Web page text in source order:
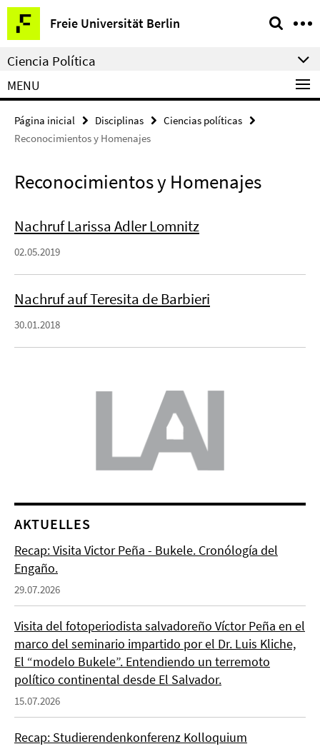
Springe
direkt
zu
Inhalt
Freie Universität Berlin
Herramientas
de
navegación
Ciencia Política
MENU
Página inicial Disciplinas
Ciencias políticas
Reconocimientos y Homenajes
Reconocimientos y Homenajes
Nachruf Larissa Adler Lomnitz
02.05.2019
Nachruf auf Teresita de Barbieri
30.01.2018
AKTUELLES
Recap: Visita Victor Peña - Bukele. Cronólogía del
Engaño.
29.07.2026
Visita del fotoperiodista salvadoreño Víctor Peña en el
marco del seminario impartido por el Dr. Luis Kliche,
El “modelo Bukele”. Entendiendo un terremoto
político continental desde El Salvador.
15.07.2026
Recap: Studierendenkonferenz Kolloquium